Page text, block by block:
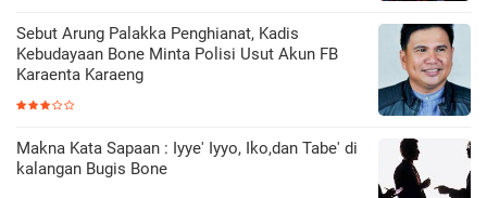
Sebut Arung Palakka Penghianat, Kadis
Kebudayaan Bone Minta Polisi Usut Akun FB
Karaenta Karaeng
Makna Kata Sapaan : Iyye' Iyyo, Iko,dan Tabe' di
kalangan Bugis Bone